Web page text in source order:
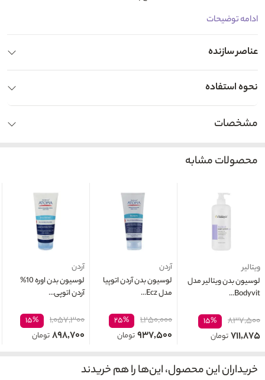
ادامه توضیحات
عناصر سازنده
نحوه استفاده
مشخصات
محصولات مشابه
ویتالیر
لوسیون بدن ویتالیر مدل
Bodyvit...
۸۳۷,۵۰۰ ۱۵%
۷۱۱,۸۷۵تومان
آردن
لوسیون بدن آردن اتوپیا
مدل Ecz...
۱,۲۵۰,۰۰۰ ۲۵%
۹۳۷,۵۰۰تومان
آردن
لوسیون بدن اوره 10%
آردن اتوپی...
۱,۰۵۷,۳۰۰ ۱۵%
۸۹۸,۷۰۰تومان
خریداران این محصول، این‌ها را هم خریدند